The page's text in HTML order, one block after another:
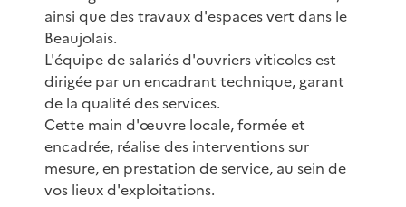
ainsi que des travaux d'espaces vert dans le
Beaujolais.
L'équipe de salariés d'ouvriers viticoles est
dirigée par un encadrant technique, garant
de la qualité des services.
Cette main d'œuvre locale, formée et
encadrée, réalise des interventions sur
mesure, en prestation de service, au sein de
vos lieux d'exploitations.